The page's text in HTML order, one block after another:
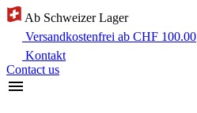
Ab Schweizer Lager
Versandkostenfrei ab CHF 100.00
Kontakt
Contact us
